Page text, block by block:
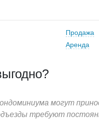
Продажа
Аренда
могут
требуют